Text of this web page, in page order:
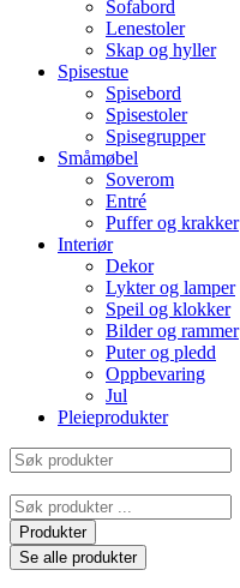
Sofabord
Lenestoler
Skap og hyller
Spisestue
Spisebord
Spisestoler
Spisegrupper
Småmøbel
Soverom
Entré
Puffer og krakker
Interiør
Dekor
Lykter og lamper
Speil og klokker
Bilder og rammer
Puter og pledd
Oppbevaring
Jul
Pleieprodukter
Søk
produkter
Search
...Produkter
Se alle produkter